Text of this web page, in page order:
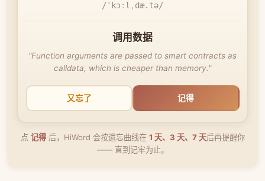
/ˈkɔːlˌdæ.tə/
调用数据
"Function arguments are passed to smart contracts as
calldata, which is cheaper than memory."
又忘了 记得
点 记得后，HiWord 会按遗忘曲线在 1 天、3 天、7 天后再提醒你
—— 直到记牢为止。